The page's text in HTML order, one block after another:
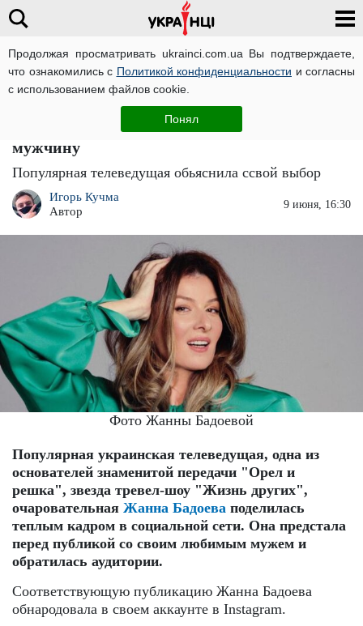
Продолжая просматривать ukrainci.com.ua Вы подтверждаете,
что ознакомились с Политикой конфиденциальности и согласны
с использованием файлов cookie.
Понял
Большие новости
"Даже к мерзавцам...": Жанна Бадоева в
откровенном платье "оседлала" бородатого
мужчину
Популярная телеведущая обьяснила ссвой выбор
Игорь Кучма
Автор
9 июня, 16:30
Фото Жанны Бадоевой
Популярная украинская телеведущая, одна из
основателей знаменитой передачи "Орел и
решка", звезда тревел-шоу "Жизнь других",
очаровательная Жанна Бадоева поделилась
теплым кадром в социальной сети. Она предстала
перед публикой со своим любимым мужем и
обратилась аудитории.
Соответствующую публикацию Жанна Бадоева
обнародовала в своем аккаунте в Instagram.